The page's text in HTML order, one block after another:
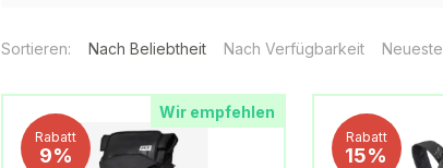
Sortieren: Nach Beliebtheit Nach Verfügbarkeit Neueste
Wir empfehlen
Rabatt
9%
Rabatt
15%